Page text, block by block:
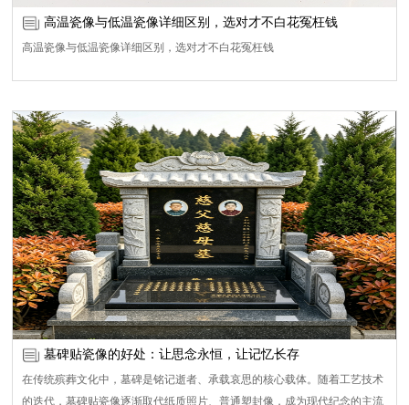
高温瓷像与低温瓷像详细区别，选对才不白花冤枉钱
高温瓷像与低温瓷像详细区别，选对才不白花冤枉钱
墓碑贴瓷像的好处：让思念永恒，让记忆长存
在传统殡葬文化中，墓碑是铭记逝者、承载哀思的核心载体。随着工艺技术
的迭代，墓碑贴瓷像逐渐取代纸质照片、普通塑封像，成为现代纪念的主流